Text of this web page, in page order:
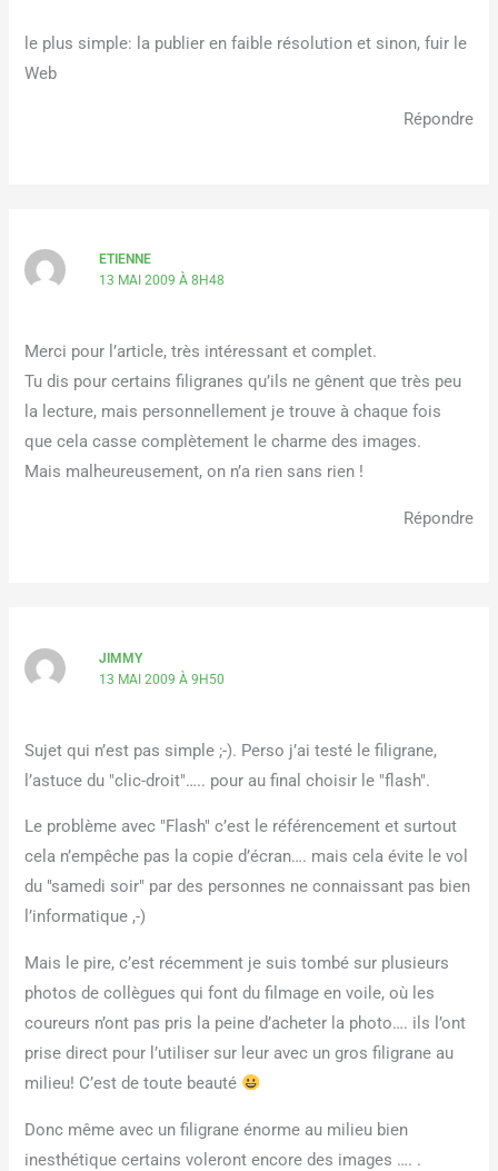
le plus simple: la publier en faible résolution et sinon, fuir le
Web
Répondre
ETIENNE
13 MAI 2009 À 8H48
Merci pour l’article, très intéressant et complet.
Tu dis pour certains filigranes qu’ils ne gênent que très peu
la lecture, mais personnellement je trouve à chaque fois
que cela casse complètement le charme des images.
Mais malheureusement, on n’a rien sans rien !
Répondre
JIMMY
13 MAI 2009 À 9H50
Sujet qui n’est pas simple ;-). Perso j’ai testé le filigrane,
l’astuce du "clic-droit"….. pour au final choisir le "flash".
Le problème avec "Flash" c’est le référencement et surtout
cela n’empêche pas la copie d’écran…. mais cela évite le vol
du "samedi soir" par des personnes ne connaissant pas bien
l’informatique ,-)
Mais le pire, c’est récemment je suis tombé sur plusieurs
photos de collègues qui font du filmage en voile, où les
coureurs n’ont pas pris la peine d’acheter la photo…. ils l’ont
prise direct pour l’utiliser sur leur avec un gros filigrane au
milieu! C’est de toute beauté
Donc même avec un filigrane énorme au milieu bien
inesthétique certains voleront encore des images …. .